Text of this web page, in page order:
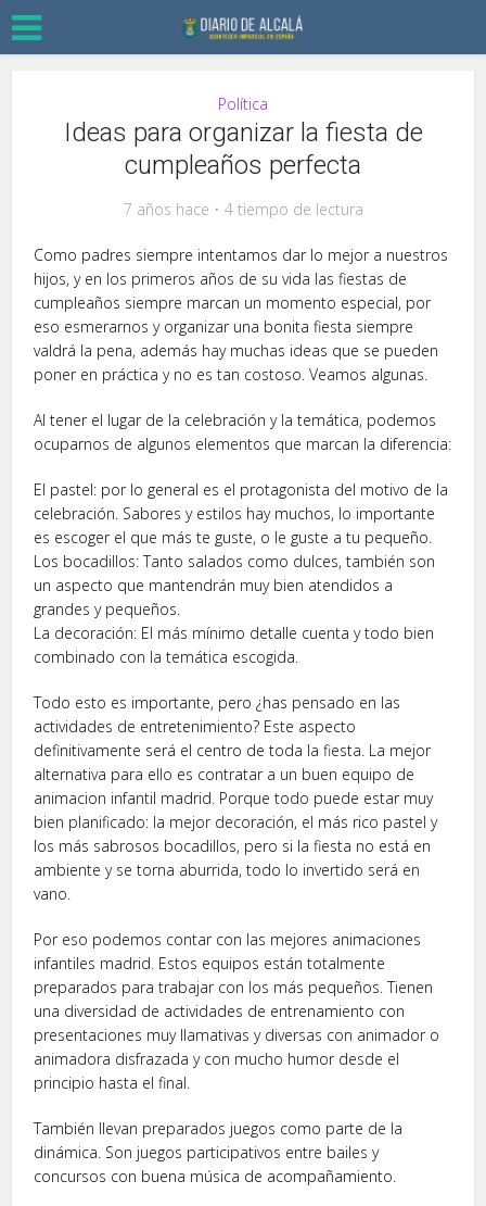
Política
Ideas para organizar la fiesta de
cumpleaños perfecta
7 años hace 4 tiempo de lectura
Como padres siempre intentamos dar lo mejor a nuestros
hijos, y en los primeros años de su vida las fiestas de
cumpleaños siempre marcan un momento especial, por
eso esmerarnos y organizar una bonita fiesta siempre
valdrá la pena, además hay muchas ideas que se pueden
poner en práctica y no es tan costoso. Veamos algunas.
Al tener el lugar de la celebración y la temática, podemos
ocuparnos de algunos elementos que marcan la diferencia:
El pastel: por lo general es el protagonista del motivo de la
celebración. Sabores y estilos hay muchos, lo importante
es escoger el que más te guste, o le guste a tu pequeño.
Los bocadillos: Tanto salados como dulces, también son
un aspecto que mantendrán muy bien atendidos a
grandes y pequeños.
La decoración: El más mínimo detalle cuenta y todo bien
combinado con la temática escogida.
Todo esto es importante, pero ¿has pensado en las
actividades de entretenimiento? Este aspecto
definitivamente será el centro de toda la fiesta. La mejor
alternativa para ello es contratar a un buen equipo de
animacion infantil madrid. Porque todo puede estar muy
bien planificado: la mejor decoración, el más rico pastel y
los más sabrosos bocadillos, pero si la fiesta no está en
ambiente y se torna aburrida, todo lo invertido será en
vano.
Por eso podemos contar con las mejores animaciones
infantiles madrid. Estos equipos están totalmente
preparados para trabajar con los más pequeños. Tienen
una diversidad de actividades de entrenamiento con
presentaciones muy llamativas y diversas con animador o
animadora disfrazada y con mucho humor desde el
principio hasta el final.
También llevan preparados juegos como parte de la
dinámica. Son juegos participativos entre bailes y
concursos con buena música de acompañamiento.